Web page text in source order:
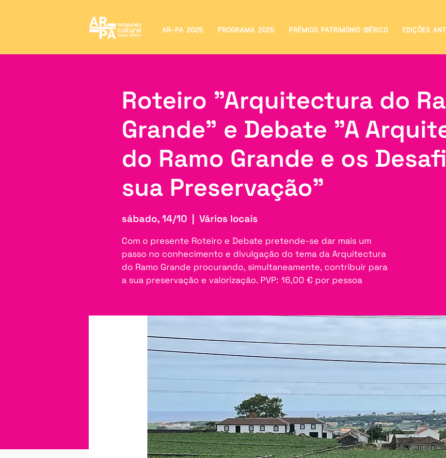
AR-PA 2025 PROGRAMA 2025 PRÉMIOS PATRIMÓNIO IBÉRICO EDIÇÕES
Roteiro "Arquitectura do
Grande" e Debate "A
do Ramo Grande e os
sua Preservação"
sábado, 14/10
  |
Vários locais
Com o presente Roteiro e Debate pretende-se dar mais um
passo no conhecimento e divulgação do tema da Arquitectura
do Ramo Grande procurando, simultaneamente, contribuir para
a sua preservação e valorização. PVP: 16,00 € por pessoa